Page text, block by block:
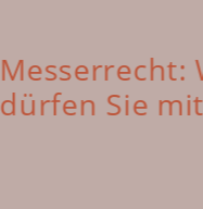
Messerrecht:
dürfen Sie